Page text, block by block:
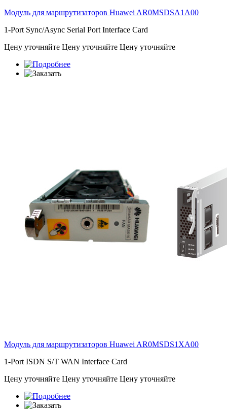
Модуль для маршрутизаторов Huawei AR0MSDSA1A00
1-Port Sync/Async Serial Port Interface Card
Цену уточняйте Цену уточняйте Цену уточняйте
Модуль для маршрутизаторов Huawei AR0MSDS1XA00
1-Port ISDN S/T WAN Interface Card
Цену уточняйте Цену уточняйте Цену уточняйте